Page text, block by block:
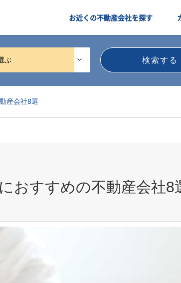
お近くの不動産会社を探す
ぶ
産会社8選
おすすめの不動産会社8